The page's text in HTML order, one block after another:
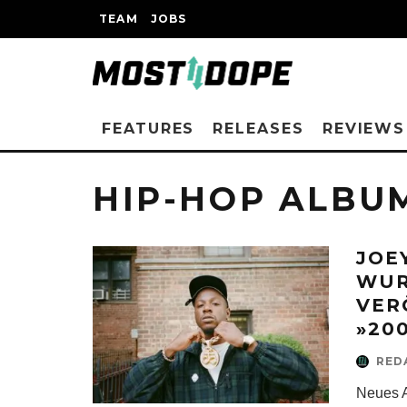
TEAM JOBS
FEATURES RELEASES REVIEWS
HIP-HOP
Neues